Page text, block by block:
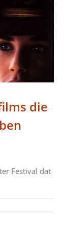
die
Festival dat